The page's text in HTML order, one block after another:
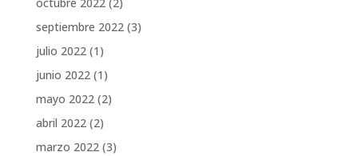
octubre 2022(2)
septiembre 2022(3)
julio 2022(1)
junio 2022(1)
mayo 2022(2)
abril 2022(2)
marzo 2022(3)